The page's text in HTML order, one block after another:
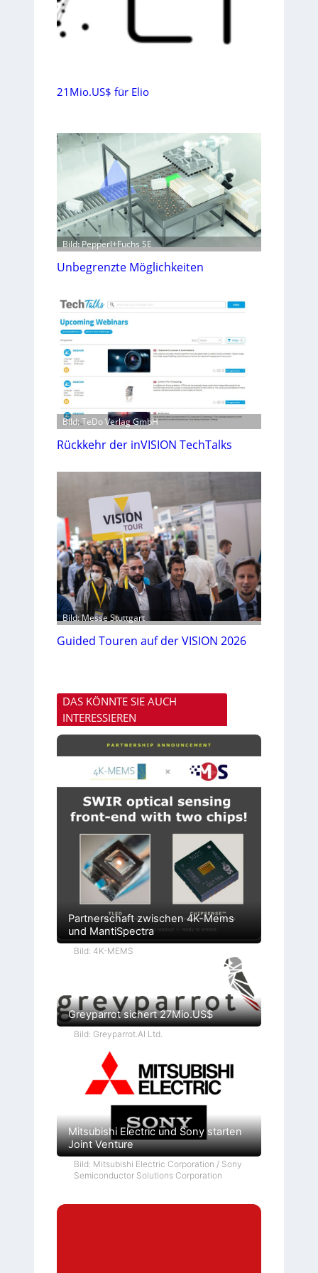
21Mio.US$ für Elio
Bild: Pepperl+Fuchs SE
Unbegrenzte Möglichkeiten
Bild: TeDo Verlag GmbH
Rückkehr der inVISION TechTalks
Bild: Messe Stuttgart
Guided Touren auf der VISION 2026
DAS KÖNNTE SIE AUCH
INTERESSIEREN
Partnerschaft zwischen 4K-Mems
und MantiSpectra
Bild: 4K-MEMS
Greyparrot sichert 27Mio.US$
Bild: Greyparrot.AI Ltd.
Mitsubishi Electric und Sony starten
Joint Venture
Bild: Mitsubishi Electric Corporation / Sony
Semiconductor Solutions Corporation